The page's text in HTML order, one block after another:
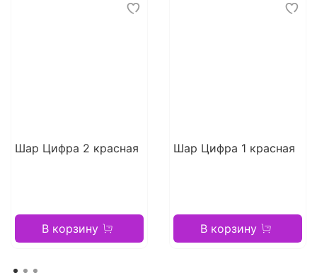
Шар Цифра 2 красная
В корзину
Шар Цифра 1 красная
В корзину